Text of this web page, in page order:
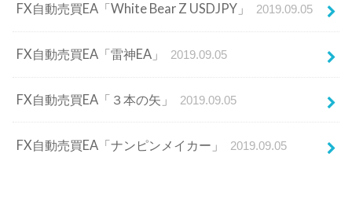
FX自動売買EA「White Bear Z USDJPY」 2019.09.05
FX自動売買EA「雷神EA」 2019.09.05
FX自動売買EA「３本の矢」 2019.09.05
FX自動売買EA「ナンピンメイカー」 2019.09.05